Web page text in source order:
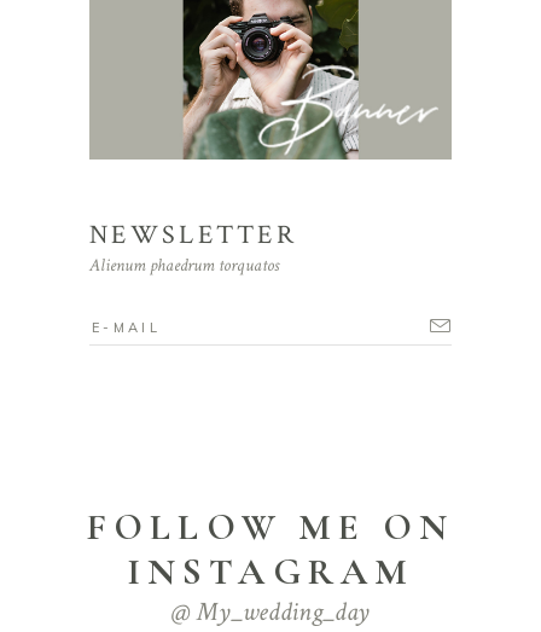
NEWSLETTER
Alienum phaedrum torquatos
FOLLOW ME ON
INSTAGRAM
@ My_wedding_day